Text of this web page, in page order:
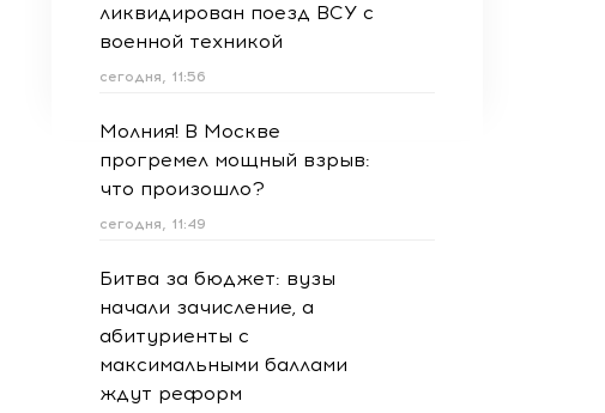
ликвидирован поезд ВСУ с
военной техникой
сегодня, 11:56
Молния! В Москве
прогремел мощный взрыв:
что произошло?
сегодня, 11:49
Битва за бюджет: вузы
начали зачисление, а
абитуриенты с
максимальными баллами
ждут реформ